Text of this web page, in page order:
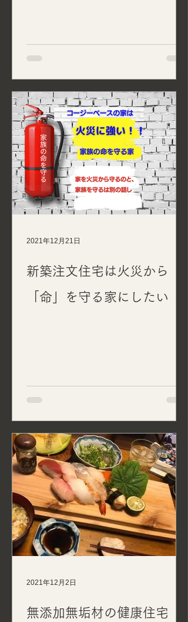
新築注文住宅は火災から
「命」を守る家にしたい
2021年12月21日
無添加無垢材の健康住宅
2021年12月2日